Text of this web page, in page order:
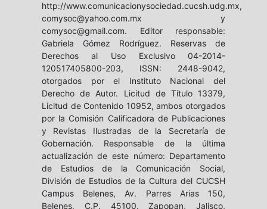
http://www.comunicacionysociedad.cucsh.udg.mx,
comysoc@yahoo.com.mx y
comysoc@gmail.com. Editor responsable:
Gabriela Gómez Rodríguez. Reservas de
Derechos al Uso Exclusivo 04-2014-
120517405800-203, ISSN: 2448-9042,
otorgados por el Instituto Nacional del
Derecho de Autor. Licitud de Título 13379,
Licitud de Contenido 10952, ambos otorgados
por la Comisión Calificadora de Publicaciones
y Revistas Ilustradas de la Secretaría de
Gobernación. Responsable de la última
actualización de este número: Departamento
de Estudios de la Comunicación Social,
División de Estudios de la Cultura del CUCSH
Campus Belenes, Av. Parres Arias 150,
Belenes, C.P. 45100. Zapopan, Jalisco,